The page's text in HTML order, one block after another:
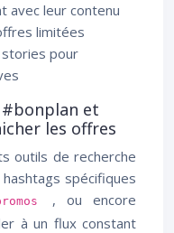
avec leur contenu
limitées
stories pour
et
les offres
outils de recherche
spécifiques
, ou encore
à un flux constant